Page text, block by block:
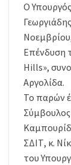
Ο
Επένδυση
Hills»,
Αργολίδα.
Το παρών
ΣΔΙΤ, κ.
του